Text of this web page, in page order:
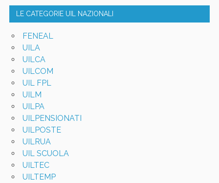
LE CATEGORIE UIL NAZIONALI
FENEAL
UILA
UILCA
UILCOM
UIL FPL
UILM
UILPA
UILPENSIONATI
UILPOSTE
UILRUA
UIL SCUOLA
UILTEC
UILTEMP